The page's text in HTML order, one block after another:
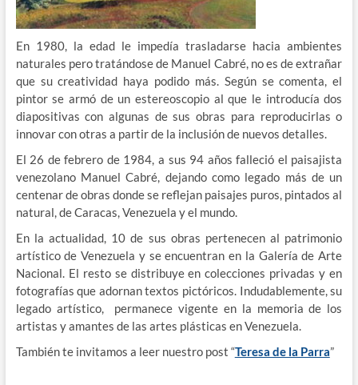
En 1980, la edad le impedía trasladarse hacia ambientes
naturales pero tratándose de Manuel Cabré, no es de extrañar
que su creatividad haya podido más. Según se comenta, el
pintor se armó de un estereoscopio al que le introducía dos
diapositivas con algunas de sus obras para reproducirlas o
innovar con otras a partir de la inclusión de nuevos detalles.
El 26 de febrero de 1984, a sus 94 años falleció el paisajista
venezolano Manuel Cabré, dejando como legado más de un
centenar de obras donde se reflejan paisajes puros, pintados al
natural, de Caracas, Venezuela y el mundo.
En la actualidad, 10 de sus obras pertenecen al patrimonio
artístico de Venezuela y se encuentran en la Galería de Arte
Nacional. El resto se distribuye en colecciones privadas y en
fotografías que adornan textos pictóricos. Indudablemente, su
legado artístico, permanece vigente en la memoria de los
artistas y amantes de las artes plásticas en Venezuela.
También te invitamos a leer nuestro post “Teresa de la Parra”